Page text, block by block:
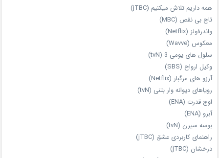
همه داریم تلاش میکنیم (jTBC)
تاج بی‌ نقص (MBC)
واندرفولز (Netflix)
معکوس (Wavve)
سلول های یومی 3 (tvN)
وکیل ارواح (SBS)
آرزو های مرگبار (Netflix)
رویاهای دیوانه‌ وار بتنی (tvN)
اوج قدرت (ENA)
آبرو (ENA)
بوسه سیرن (tvN)
راهنمای کاربردی عشق (jTBC)
درخشان (jTBC)